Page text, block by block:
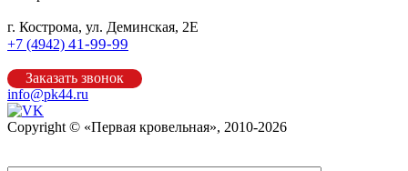
г. Кострома, ул. Деминская, 2Е
+7 (4942) 41-99-99
Заказать звонок
info@pk44.ru
Copyright © «Первая кровельная», 2010-2026